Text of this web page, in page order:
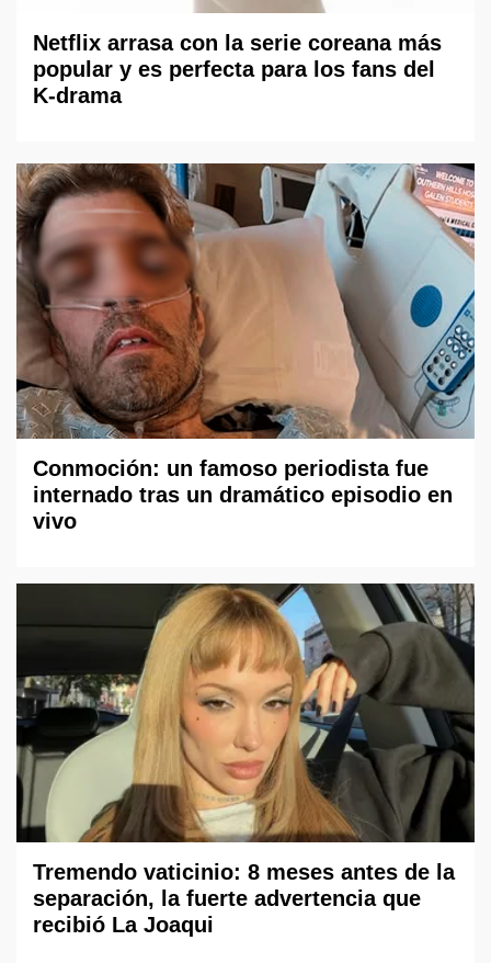
Netflix arrasa con la serie coreana más
popular y es perfecta para los fans del
K-drama
Conmoción: un famoso periodista fue
internado tras un dramático episodio en
vivo
Tremendo vaticinio: 8 meses antes de la
separación, la fuerte advertencia que
recibió La Joaqui